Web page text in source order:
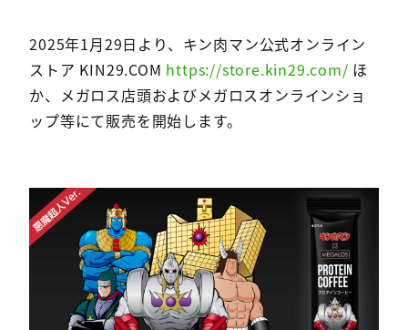
2025年1月29日より、キン肉マン公式オンライン
ストア KIN29.COM https://store.kin29.com/ ほ
か、メガロス店頭およびメガロスオンラインショ
ップ等にて販売を開始します。